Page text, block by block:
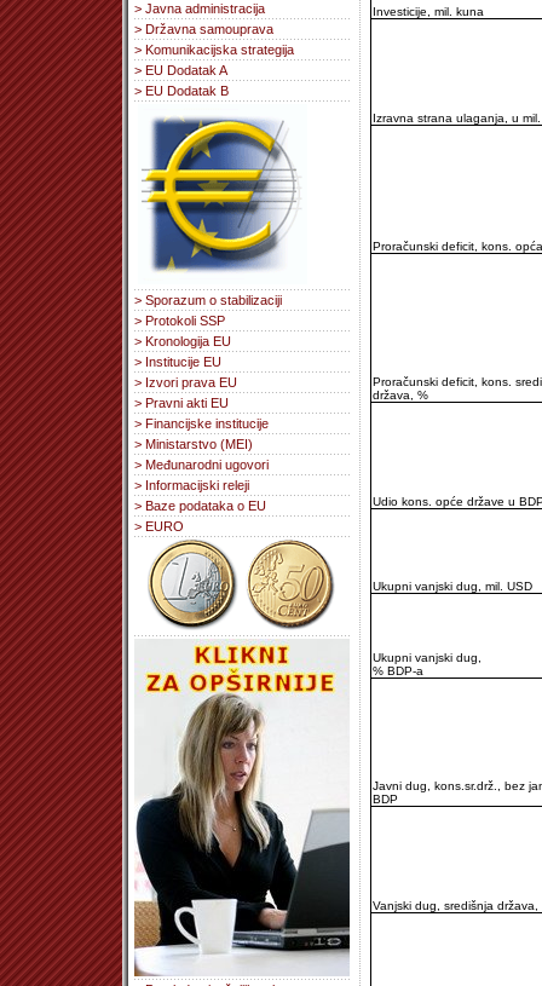
> Javna administracija
> Državna samouprava
> Komunikacijska strategija
> EU Dodatak A
> EU Dodatak B
> Sporazum o stabilizaciji
> Protokoli SSP
> Kronologija EU
> Institucije EU
> Izvori prava EU
> Pravni akti EU
> Financijske institucije
> Ministarstvo (MEI)
> Međunarodni ugovori
> Informacijski releji
> Baze podataka o EU
> EURO
Investicije, mil. kuna
Izravna strana ulaganja, u mil.
Proračunski deficit, kons.
Proračunski deficit, kons.
država, %
Udio kons. opće države u
Ukupni vanjski dug, mil. USD
Ukupni vanjski dug,
% BDP-a
Javni dug, kons.sr.drž., bez
BDP
Vanjski dug, središnja država,